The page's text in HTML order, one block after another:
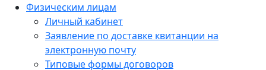
Физическим лицам
Личный кабинет
Заявление по доставке квитанции на
электронную почту
Типовые формы договоров